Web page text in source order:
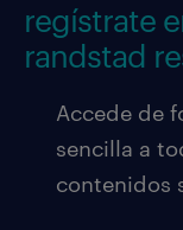
regístrate
randstad
Accede de
sencilla a
contenidos